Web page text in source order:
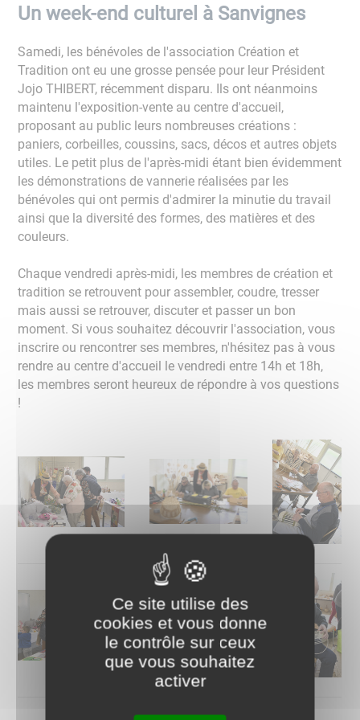
Un week-end culturel à Sanvignes
Samedi, les bénévoles de l'association Création et
Tradition ont eu une grosse pensée pour leur Président
Jojo THIBERT, récemment disparu. Ils ont néanmoins
maintenu l'exposition-vente au centre d'accueil,
proposant au public leurs nombreuses créations :
paniers, corbeilles, coussins, sacs, décos et autres objets
utiles. Le petit plus de l'après-midi étant bien évidemment
les démonstrations de vannerie réalisées par les
bénévoles qui ont permis d'admirer la minutie du travail
ainsi que la diversité des formes, des matières et des
couleurs.
Chaque vendredi après-midi, les membres de création et
tradition se retrouvent pour assembler, coudre, tresser
mais aussi se retrouver, discuter et passer un bon
moment. Si vous souhaitez découvrir l'association, vous
inscrire ou rencontrer ses membres, n'hésitez pas à vous
rendre au centre d'accueil le vendredi entre 14h et 18h,
les membres seront heureux de répondre à vos questions
!
Ce site utilise des
cookies et vous donne
le contrôle sur ceux
que vous souhaitez
activer